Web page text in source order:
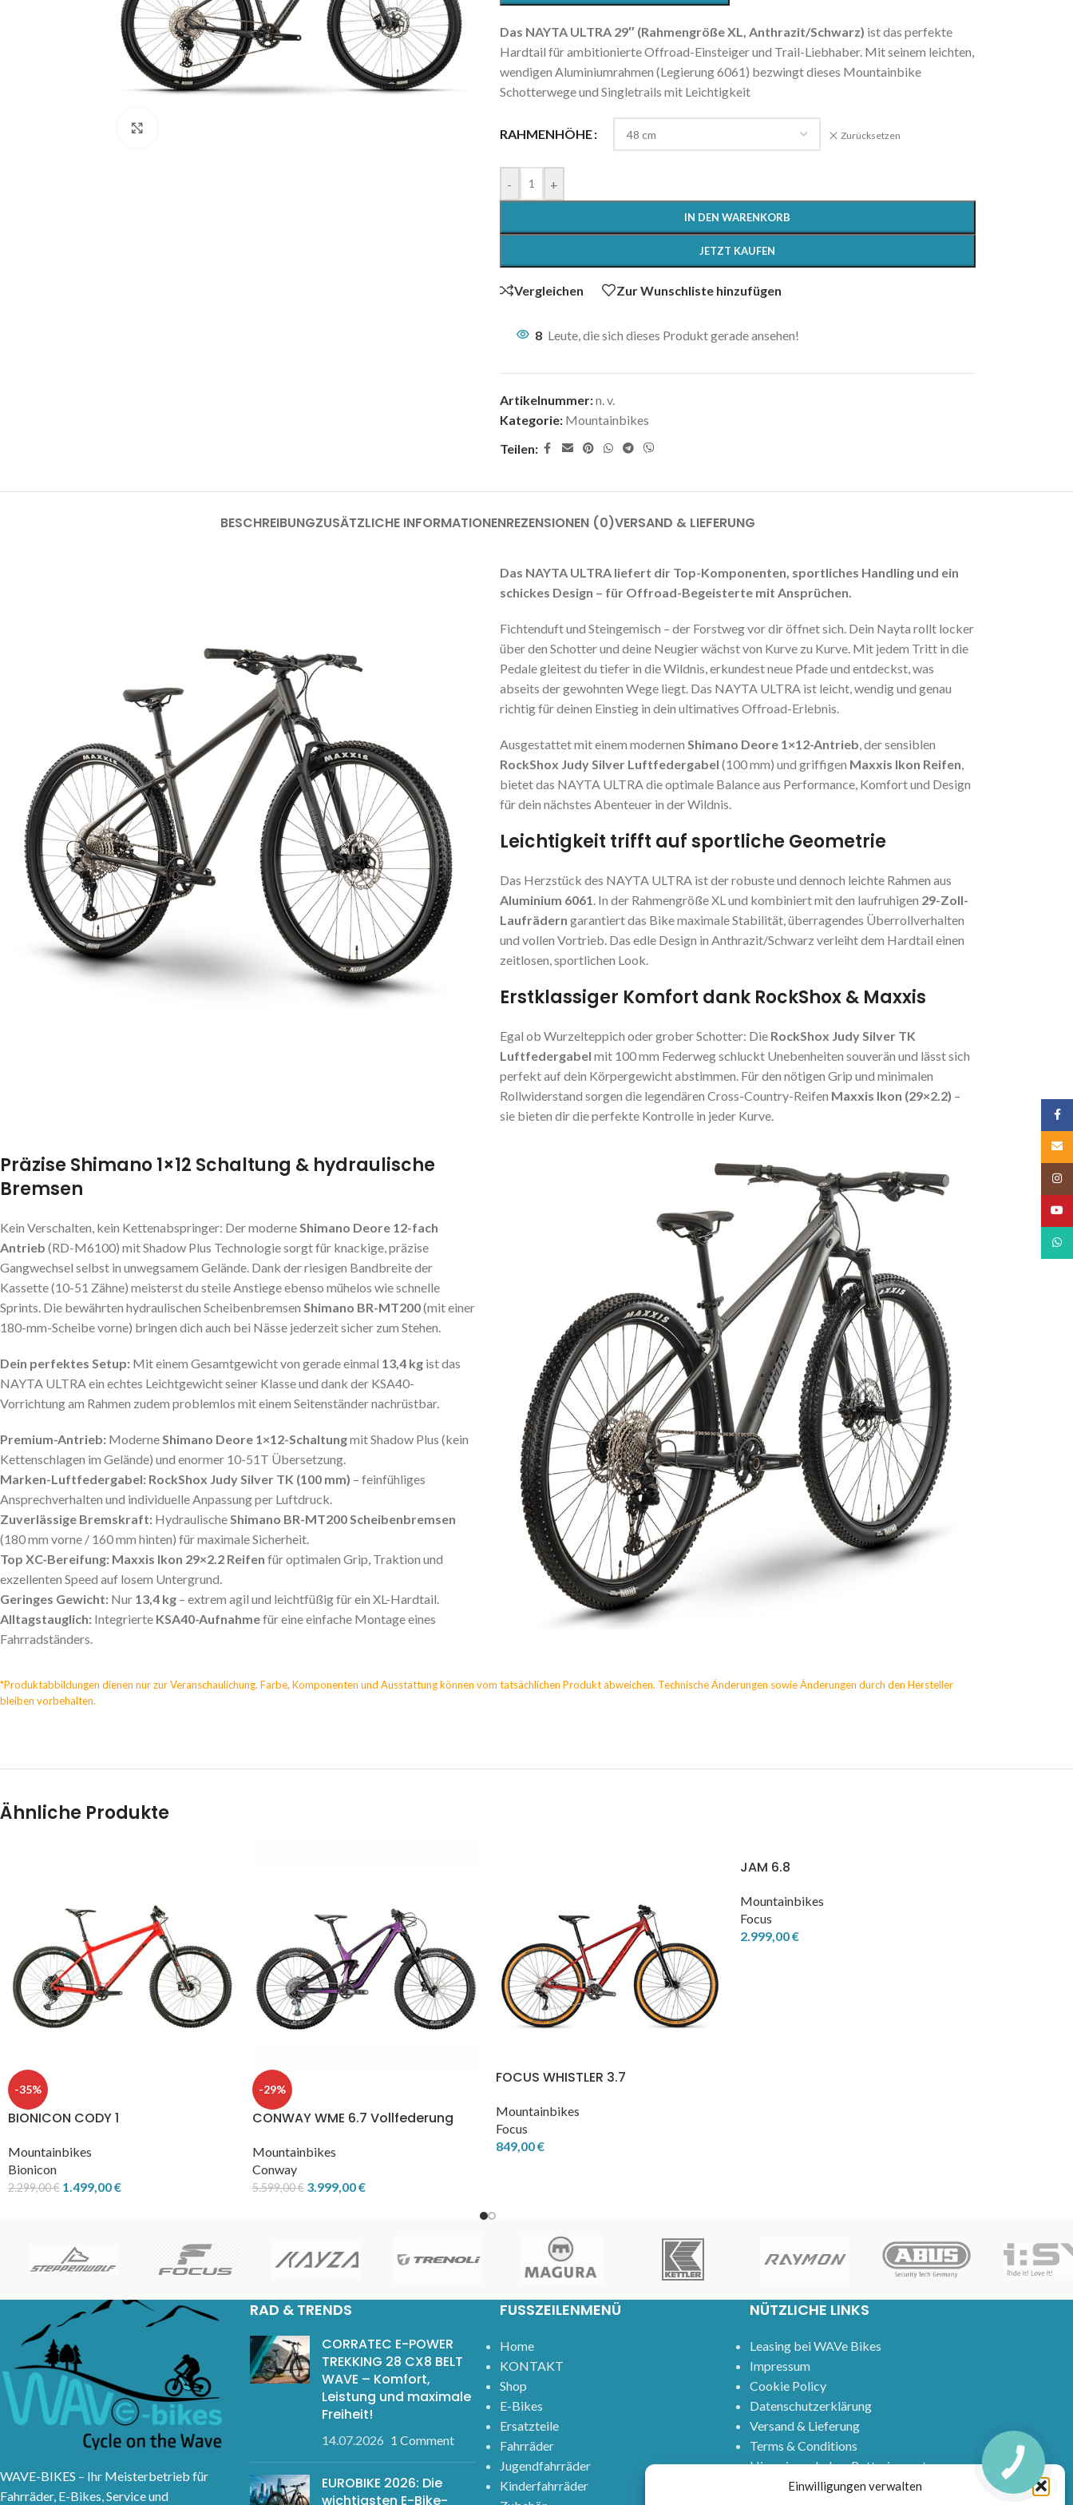
Einwilligungen verwalten
Das NAYTA ULTRA 29″ (Rahmengröße XL, Anthrazit/Schwarz) ist das perfekte
Hardtail für ambitionierte Offroad-Einsteiger und Trail-Liebhaber. Mit seinem leichten,
wendigen Aluminiumrahmen (Legierung 6061) bezwingt dieses Mountainbike
Schotterwege und Singletrails mit Leichtigkeit
RAHMENHÖHE Zurücksetzen
- +
IN DEN WARENKORB
JETZT KAUFEN
Vergleichen Zur Wunschliste hinzufügen
8 Leute, die sich dieses Produkt gerade ansehen!
Artikelnummer:n. v.
Kategorie: Mountainbikes
Teilen:
BESCHREIBUNGZUSÄTZLICHE INFORMATIONENREZENSIONEN (0)VERSAND & LIEFERUNG
Das NAYTA ULTRA liefert dir Top-Komponenten, sportliches Handling und ein
schickes Design – für Offroad-Begeisterte mit Ansprüchen.
Fichtenduft und Steingemisch – der Forstweg vor dir öffnet sich. Dein Nayta rollt locker
über den Schotter und deine Neugier wächst von Kurve zu Kurve. Mit jedem Tritt in die
Pedale gleitest du tiefer in die Wildnis, erkundest neue Pfade und entdeckst, was
abseits der gewohnten Wege liegt. Das NAYTA ULTRA ist leicht, wendig und genau
richtig für deinen Einstieg in dein ultimatives Offroad-Erlebnis.
Ausgestattet mit einem modernen Shimano Deore 1×12-Antrieb, der sensiblen
RockShox Judy Silver Luftfedergabel (100 mm) und griffigen Maxxis Ikon Reifen,
bietet das NAYTA ULTRA die optimale Balance aus Performance, Komfort und Design
für dein nächstes Abenteuer in der Wildnis.
Leichtigkeit trifft auf sportliche Geometrie
Das Herzstück des NAYTA ULTRA ist der robuste und dennoch leichte Rahmen aus
Aluminium 6061. In der Rahmengröße XL und kombiniert mit den laufruhigen 29-Zoll-
Laufrädern garantiert das Bike maximale Stabilität, überragendes Überrollverhalten
und vollen Vortrieb. Das edle Design in Anthrazit/Schwarz verleiht dem Hardtail einen
zeitlosen, sportlichen Look.
Erstklassiger Komfort dank RockShox & Maxxis
Egal ob Wurzelteppich oder grober Schotter: Die RockShox Judy Silver TK
Luftfedergabel mit 100 mm Federweg schluckt Unebenheiten souverän und lässt sich
perfekt auf dein Körpergewicht abstimmen. Für den nötigen Grip und minimalen
Rollwiderstand sorgen die legendären Cross-Country-Reifen Maxxis Ikon (29×2.2) –
sie bieten dir die perfekte Kontrolle in jeder Kurve.
Präzise Shimano 1×12 Schaltung & hydraulische
Bremsen
Kein Verschalten, kein Kettenabspringer: Der moderneShimano Deore 12-fach
Antrieb (RD-M6100) mit Shadow Plus Technologie sorgt für knackige, präzise
Gangwechsel selbst in unwegsamem Gelände. Dank der riesigen Bandbreite der
Kassette (10-51 Zähne) meisterst du steile Anstiege ebenso mühelos wie schnelle
Sprints. Die bewährten hydraulischen Scheibenbremsen Shimano BR-MT200(mit einer
180-mm-Scheibe vorne) bringen dich auch bei Nässe jederzeit sicher zum Stehen.
Dein perfektes Setup: Mit einem Gesamtgewicht von gerade einmal 13,4 kg ist das
NAYTA ULTRA ein echtes Leichtgewicht seiner Klasse und dank der KSA40-
Vorrichtung am Rahmen zudem problemlos mit einem Seitenständer nachrüstbar.
Premium-Antrieb: ModerneShimano Deore 1×12-Schaltungmit Shadow Plus (kein
Kettenschlagen im Gelände) und enormer 10-51T Übersetzung.
Marken-Luftfedergabel: RockShox Judy Silver TK (100 mm) – feinfühliges
Ansprechverhalten und individuelle Anpassung per Luftdruck.
Zuverlässige Bremskraft: HydraulischeShimano BR-MT200 Scheibenbremsen
(180 mm vorne / 160 mm hinten) für maximale Sicherheit.
Top XC-Bereifung: Maxxis Ikon 29×2.2 Reifen für optimalen Grip, Traktion und
exzellenten Speed auf losem Untergrund.
Geringes Gewicht: Nur 13,4 kg – extrem agil und leichtfüßig für ein XL-Hardtail.
Alltagstauglich: Integrierte KSA40-Aufnahmefür eine einfache Montage eines
Fahrradständers.
*Produktabbildungen dienen nur zur Veranschaulichung. Farbe, Komponenten und Ausstattung können vom tatsächlichen Produkt abweichen. Technische Änderungen sowie Änderungen durch den Hersteller
bleiben vorbehalten.
Ähnliche Produkte
-35%
BIONICON CODY 1
Mountainbikes
Bionicon
2.299,00€ 1.499,00€
-29%
CONWAY WME 6.7 Vollfederung
Mountainbikes
Conway
5.599,00€ 3.999,00€
FOCUS WHISTLER 3.7
Mountainbikes
Focus
849,00€
JAM 6.8
Mountainbikes
Focus
2.999,00€
WAVE-BIKES – Ihr Meisterbetrieb für
Fahrräder, E-Bikes, Service und
RAD & TRENDS
CORRATEC E-POWER
TREKKING 28 CX8 BELT
WAVE – Komfort,
Leistung und maximale
Freiheit!
14.07.2026 1 Comment
EUROBIKE 2026: Die
wichtigsten E-Bike-
FUSSZEILENMENÜ
Home
KONTAKT
Shop
E-Bikes
Ersatzteile
Fahrräder
Jugendfahrräder
Kinderfahrräder
NÜTZLICHE LINKS
Leasing bei WAVe Bikes
Impressum
Cookie Policy
Datenschutzerklärung
Versand & Lieferung
Terms & Conditions
Hinweis nach dem Batteriegesetz
WIDERRUFSBELEHRUNG
Email